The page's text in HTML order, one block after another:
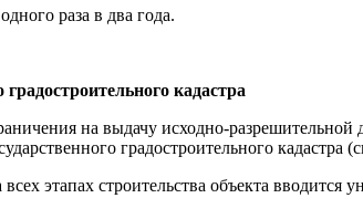
раза в два года.
кадастра
на выдачу исходно-
градостроительного кадастра
этапах строительства объекта вводится